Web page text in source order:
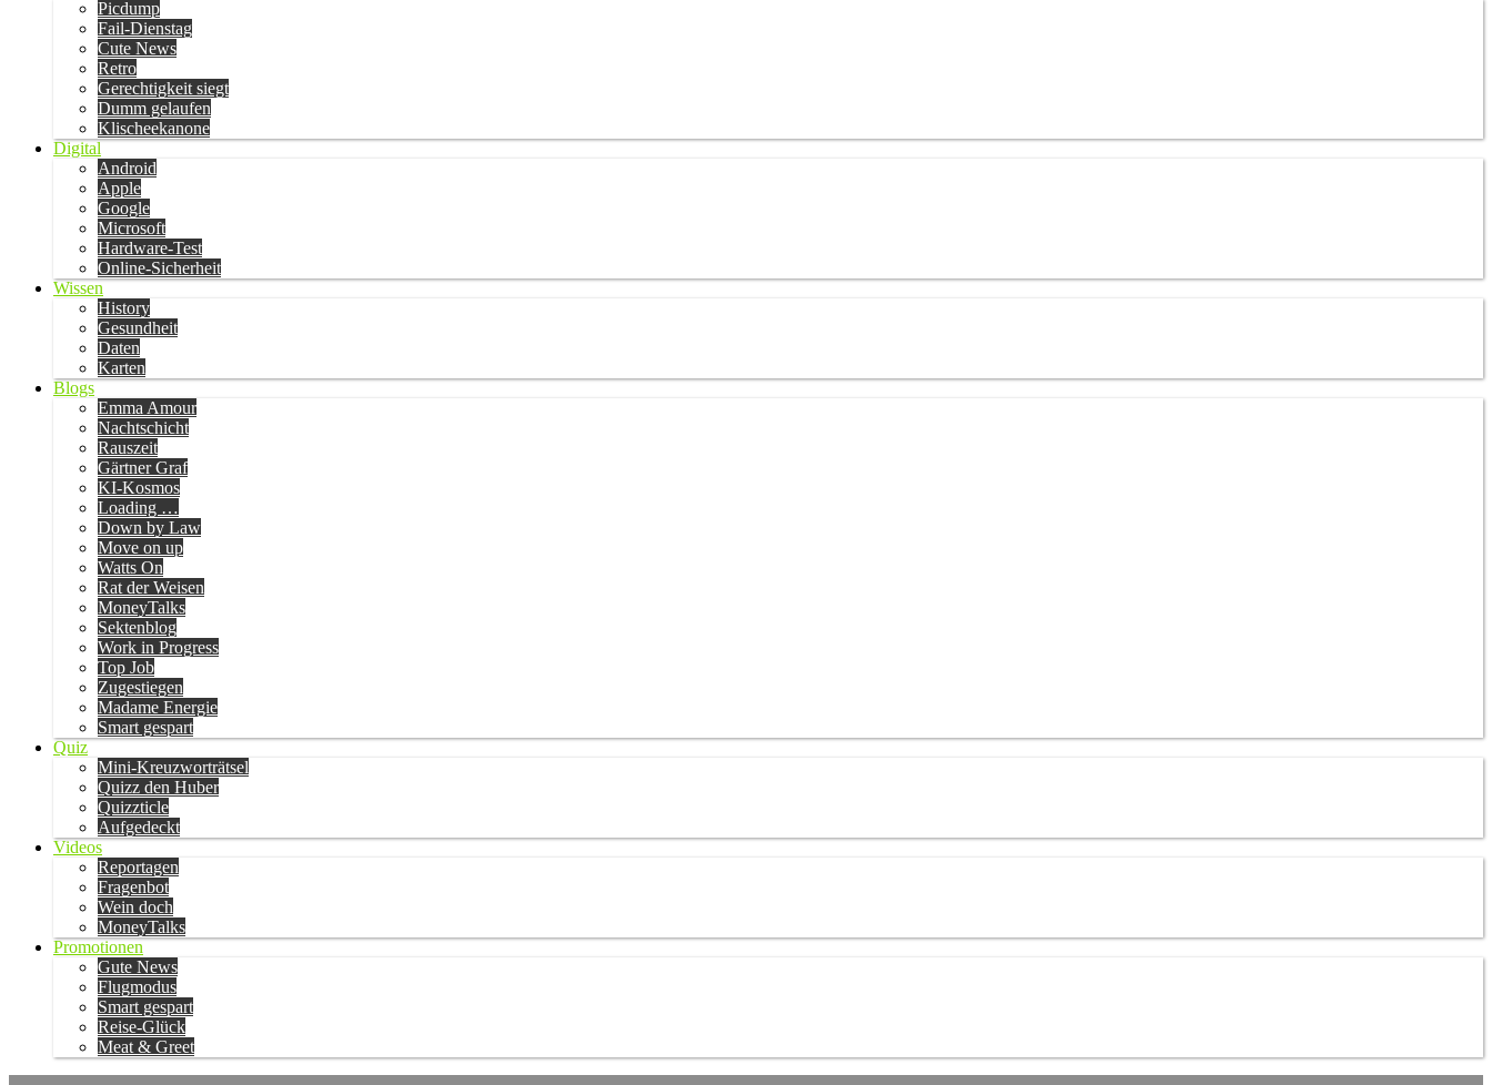
Picdump
Fail-Dienstag
Cute News
Retro
Gerechtigkeit siegt
Dumm gelaufen
Klischeekanone
Digital
Android
Apple
Google
Microsoft
Hardware-Test
Online-Sicherheit
Wissen
History
Gesundheit
Daten
Karten
Blogs
Emma Amour
Nachtschicht
Rauszeit
Gärtner Graf
KI-Kosmos
Loading …
Down by Law
Move on up
Watts On
Rat der Weisen
MoneyTalks
Sektenblog
Work in Progress
Top Job
Zugestiegen
Madame Energie
Smart gespart
Quiz
Mini-Kreuzworträtsel
Quizz den Huber
Quizzticle
Aufgedeckt
Videos
Reportagen
Fragenbot
Wein doch
MoneyTalks
Promotionen
Gute News
Flugmodus
Smart gespart
Reise-Glück
Meat & Greet